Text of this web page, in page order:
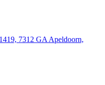
7312 GA Apeldoorn,